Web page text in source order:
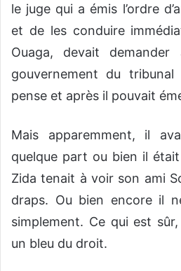
le juge qui a émis l’ordre
et de les conduire
Ouaga, devait demander
gouvernement du tribunal
pense et après il pouvait
Mais apparemment, il
quelque part ou bien il
Zida tenait à voir son ami
draps. Ou bien encore il
simplement. Ce qui est
un bleu du droit.